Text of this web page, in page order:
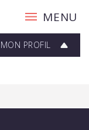
MENU
MON PROFIL